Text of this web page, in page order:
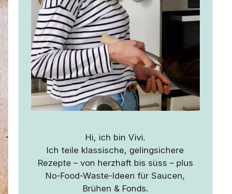
Hi, ich bin Vivi.
Ich teile klassische, gelingsichere
Rezepte – von herzhaft bis süss – plus
No-Food-Waste-Ideen für Saucen,
Brühen & Fonds.